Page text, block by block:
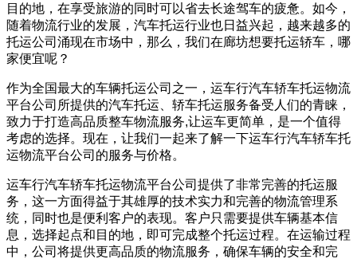
目的地，在享受旅游的同时可以省去长途驾车的疲惫。如今，
随着物流行业的发展，汽车托运行业也日益兴起，越来越多的
托运公司涌现在市场中，那么，我们在廊坊想要托运轿车，哪
家便宜呢？
作为全国最大的车辆托运公司之一，运车行汽车轿车托运物流
平台公司所提供的汽车托运、轿车托运服务备受人们的青睐，
致力于打造高品质整车物流服务,让运车更简单，是一个值得
考虑的选择。现在，让我们一起来了解一下运车行汽车轿车托
运物流平台公司的服务与价格。
运车行汽车轿车托运物流平台公司提供了非常完善的托运服
务，这一方面得益于其雄厚的技术实力和完善的物流管理系
统，同时也是便利客户的表现。客户只需要提供车辆基本信
息，选择起点和目的地，即可完成整个托运过程。在运输过程
中，公司将提供更高品质的物流服务，确保车辆的安全和完